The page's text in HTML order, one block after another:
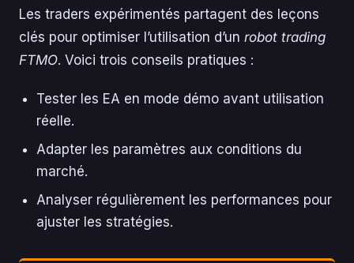
Les traders expérimentés partagent des leçons
clés pour optimiser l’utilisation d’un robot trading
FTMO. Voici trois conseils pratiques :
Tester les EA en mode démo avant utilisation
réelle.
Adapter les paramètres aux conditions du
marché.
Analyser régulièrement les performances pour
ajuster les stratégies.